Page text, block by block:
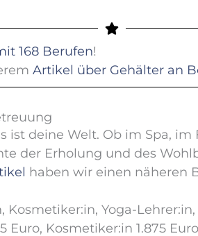
168 Berufen!
Artikel über Gehälter an
ist deine Welt. Ob im Spa,
der Erholung und des
haben wir einen näheren
Kosmetiker:in, Yoga-
Euro, Kosmetiker:in 1.875